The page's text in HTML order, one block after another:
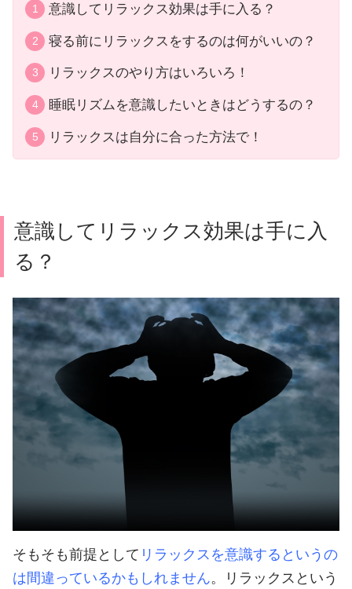
意識してリラックス効果は手に入る？
寝る前にリラックスをするのは何がいいの？
リラックスのやり方はいろいろ！
睡眠リズムを意識したいときはどうするの？
リラックスは自分に合った方法で！
意識してリラックス効果は手に入
る？
そもそも前提として リラックスを意識するというの
は間違っているかもしれません。
リラックスという